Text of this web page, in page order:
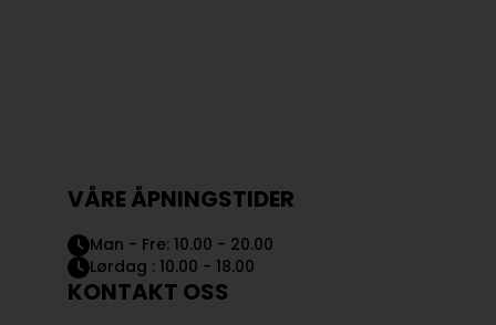
VÅRE ÅPNINGSTIDER
Man - Fre: 10.00 - 20.00
Lørdag : 10.00 - 18.00
KONTAKT OSS